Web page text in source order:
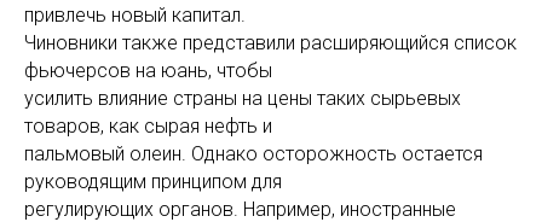
привлечь новый капитал.
Чиновники также представили расширяющийся список
фьючерсов на юань, чтобы
усилить влияние страны на цены таких сырьевых
товаров, как сырая нефть и
пальмовый олеин. Однако осторожность остается
руководящим принципом для
регулирующих органов. Например, иностранные